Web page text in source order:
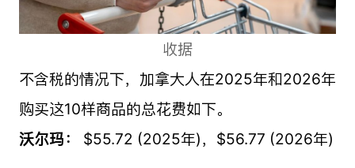
收据
不含税的情况下，加拿大人在2025年和2026年
购买这10样商品的总花费如下。
沃尔玛：
$55.72 (2025年)，$56.77 (2026年)